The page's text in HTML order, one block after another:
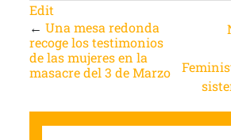
Edit
← Una mesa redonda
recoge los testimonios
de las mujeres en la
masacre del 3 de Marzo